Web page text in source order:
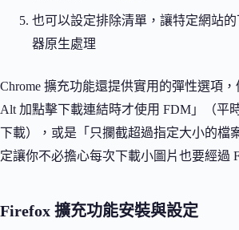
也可以設定排除清單，讓特定網站
器原生處理
Chrome 擴充功能還提供實用的彈性選項
Alt 加點擊下載連結時才使用 FDM」（平
下載），或是「只攔截超過指定大小的檔
定讓你不必擔心每次下載小圖片也要經過
Firefox 擴充功能安裝與設定